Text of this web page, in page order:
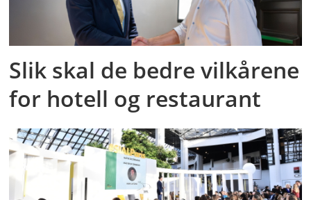
Slik skal de bedre vilkårene
for hotell og restaurant